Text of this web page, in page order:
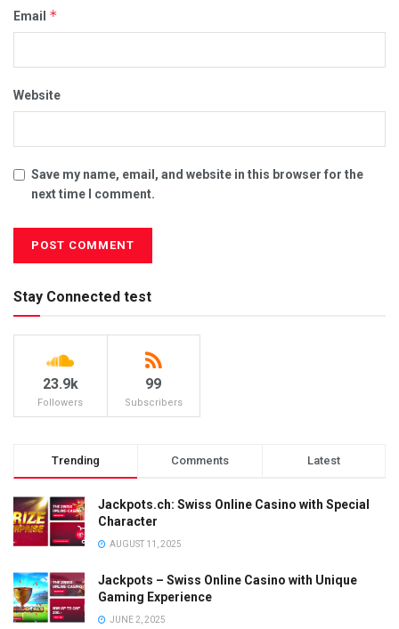
Email *
Website
Save my name, email, and website in this browser for the
next time I comment.
Stay Connected test
23.9k
Followers
99
Subscribers
Trending Comments Latest
Jackpots.ch: Swiss Online Casino with Special
Character
AUGUST 11, 2025
Jackpots – Swiss Online Casino with Unique
Gaming Experience
JUNE 2, 2025